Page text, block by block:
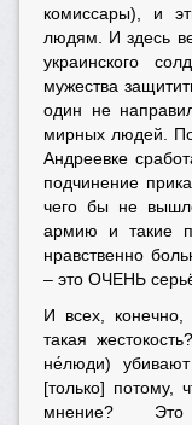
комиссары), и
людям. И здесь
украинского
мужества
один не
мирных людей.
Андреевке
подчинение
чего бы не
армию и такие
нравственно
– это ОЧЕНЬ
И всех, конечно,
такая
не́люди) убивают
[только] потому,
мнение?